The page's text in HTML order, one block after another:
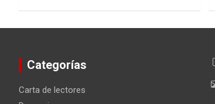
Categorías
Carta de lectores